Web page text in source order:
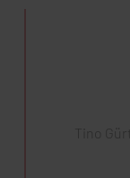
Tino